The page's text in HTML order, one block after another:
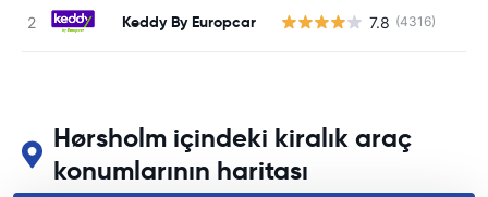
Keddy By Europcar 7.8 (4316)
Hørsholm içindeki kiralık araç
konumlarının haritası